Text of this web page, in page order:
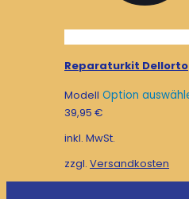
Reparaturkit Dellorto
Modell
39,95 €
inkl. MwSt.
zzgl. Versandkosten